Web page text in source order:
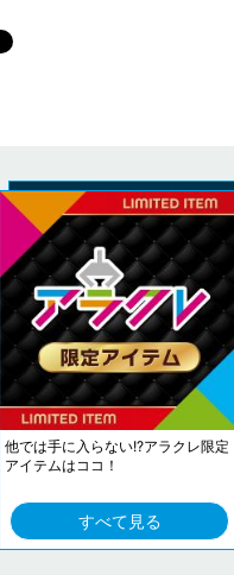
他では手に入らない!?アラクレ限定
アイテムはココ！
すべて見る